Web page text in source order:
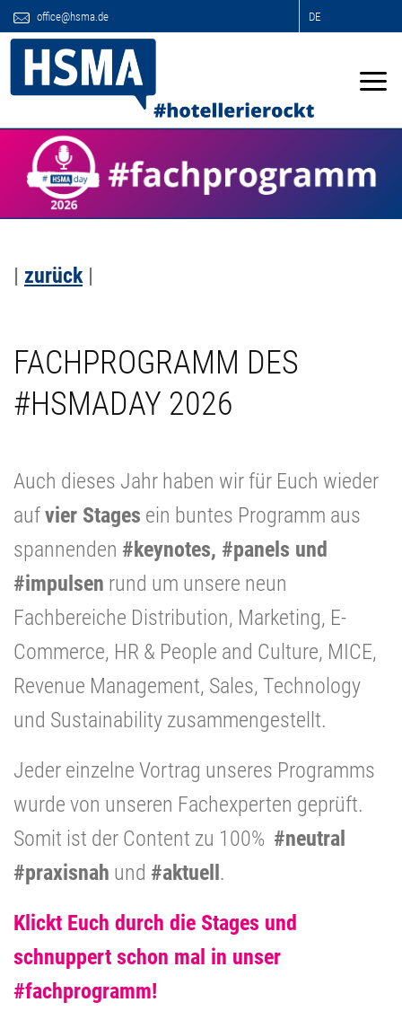
office@hsma.de DE
| zurück|
FACHPROGRAMM DES
#HSMADAY 2026
Auch dieses Jahr haben wir für Euch wieder
aufvier Stages ein buntes Programm aus
spannenden #keynotes, #panels und
#impulsen rund um unsere neun
Fachbereiche Distribution, Marketing, E-
Commerce, HR & People and Culture, MICE,
Revenue Management, Sales, Technology
und Sustainability zusammengestellt.
Jeder einzelne Vortrag unseres Programms
wurde von unseren Fachexperten geprüft.
Somit ist der Content zu 100% #neutral
#praxisnah und #aktuell.
Klickt Euch durch die Stages und
schnuppert schon mal in unser
#fachprogramm!